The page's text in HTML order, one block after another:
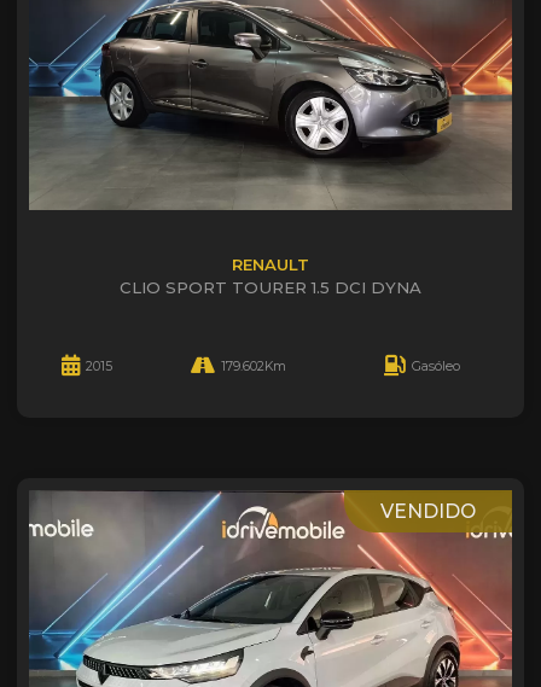
RENAULT
CLIO SPORT TOURER 1.5 DCI DYNA
2015 179.602Km Gasóleo
VENDIDO